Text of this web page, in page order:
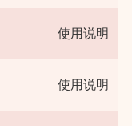
使用说明
使用说明